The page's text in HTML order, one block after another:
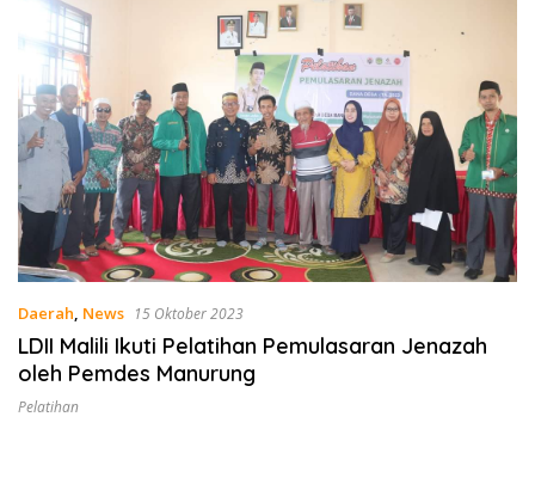
Daerah, News 15 Oktober 2023
LDII Malili Ikuti Pelatihan Pemulasaran Jenazah
oleh Pemdes Manurung
Pelatihan